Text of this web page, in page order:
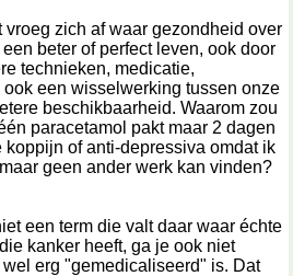
vroeg zich af waar gezondheid over
beter of perfect leven, ook door
technieken, medicatie,
een wisselwerking tussen onze
beschikbaarheid. Waarom zou
paracetamol pakt maar 2 dagen
of anti-depressiva omdat ik
geen ander werk kan vinden?
een term die valt daar waar échte
kanker heeft, ga je ook niet
erg "gemedicaliseerd" is. Dat